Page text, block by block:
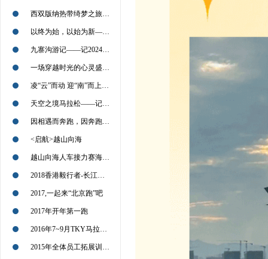
西双版纳热带绮梦之旅——记2024年09月13日
以终为始，以始为新——记2024年09月11日
九寨沟游记——记2024年09月09日
一场穿越时光的心灵盛宴——记2024年09月09日
凌“云”而动 迎“南”而上——2024年08月30日
天空之境马拉松——记2024年7月21日
因相遇而奔跑，因奔跑而相遇——2022北京喇叭沟越野挑战赛回顾
<启航>越山向海
越山向海人车接力赛海南赛的小伙伴们，加油
2018香港毅行者-长江冲锋对
2017,一起来“北京跑”吧
2017年开年第一跑
2016年7~9月TKY马拉松征战路径图
2015年全体员工拓展训练活动回顾